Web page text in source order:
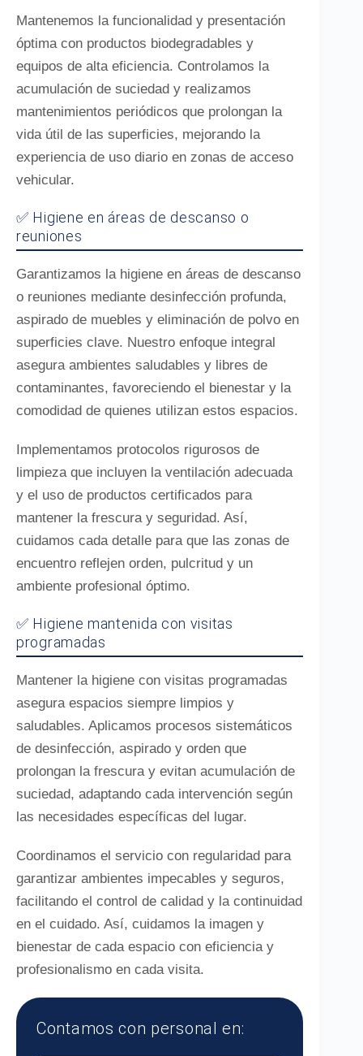
Mantenemos la funcionalidad y presentación
óptima con productos biodegradables y
equipos de alta eficiencia. Controlamos la
acumulación de suciedad y realizamos
mantenimientos periódicos que prolongan la
vida útil de las superficies, mejorando la
experiencia de uso diario en zonas de acceso
vehicular.
✅ Higiene en áreas de descanso o
reuniones
Garantizamos la higiene en áreas de descanso
o reuniones mediante desinfección profunda,
aspirado de muebles y eliminación de polvo en
superficies clave. Nuestro enfoque integral
asegura ambientes saludables y libres de
contaminantes, favoreciendo el bienestar y la
comodidad de quienes utilizan estos espacios.
Implementamos protocolos rigurosos de
limpieza que incluyen la ventilación adecuada
y el uso de productos certificados para
mantener la frescura y seguridad. Así,
cuidamos cada detalle para que las zonas de
encuentro reflejen orden, pulcritud y un
ambiente profesional óptimo.
✅ Higiene mantenida con visitas
programadas
Mantener la higiene con visitas programadas
asegura espacios siempre limpios y
saludables. Aplicamos procesos sistemáticos
de desinfección, aspirado y orden que
prolongan la frescura y evitan acumulación de
suciedad, adaptando cada intervención según
las necesidades específicas del lugar.
Coordinamos el servicio con regularidad para
garantizar ambientes impecables y seguros,
facilitando el control de calidad y la continuidad
en el cuidado. Así, cuidamos la imagen y
bienestar de cada espacio con eficiencia y
profesionalismo en cada visita.
Contamos con personal en: